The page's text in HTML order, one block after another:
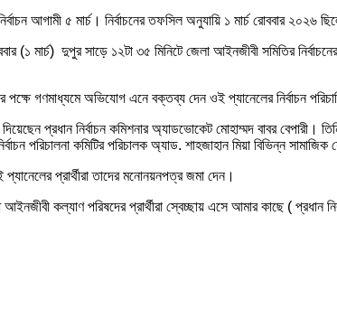
আগামী ৫ মার্চ। নির্বাচনের তফসিল অনুযায়ি ১ মার্চ রোববার ২০২৬
(১ মার্চ) দুপুর সাড়ে ১২টা ৩৫ মিনিটে জেলা আইনজীবী সমিতির
গণমাধ্যমে অভিযোগ এনে বক্তব্য দেন ওই প্যানেলের নির্বাচন
প্রধান নির্বাচন কমিশনার অ্যাডভোকেট মোহাম্মদ বাবর
পরিচালনা কমিটির পরিচালক অ্যাড. শাহজাহান মিয়া বিভিন্ন
প্রার্থীরা তাদের মনোনয়নপত্র জমা দেন।
কল্যাণ পরিষদের প্রার্থীরা স্বেচ্ছায় এসে আমার কাছে ( প্রধান